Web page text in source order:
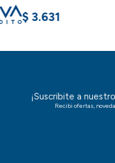
$ 3.631
¡Suscribite a
Recibi ofertas,